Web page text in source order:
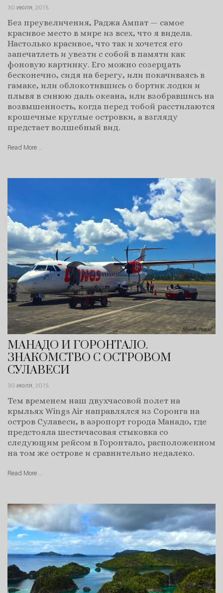
30 июля, 2015.
Без преувеличения, Раджа Ампат — самое
красивое место в мире из всех, что я видела.
Настолько красивое, что так и хочется его
запечатлеть и увезти с собой в памяти как
фоновую картинку. Его можно созерцать
бесконечно, сидя на берегу, или покачиваясь в
гамаке, или облокотившись о бортик лодки и
плывя в синюю даль океана, или взобравшись на
возвышенность, когда перед тобой расстилаются
крошечные круглые островки, а взгляду
предстает волшебный вид.
Read More …
МАНАДО И ГОРОНТАЛО.
ЗНАКОМСТВО С ОСТРОВОМ
СУЛАВЕСИ
30 июля, 2015.
Тем временем наш двухчасовой полет на
крыльях Wings Air направлялся из Соронга на
остров Сулавеси, в аэропорт города Манадо, где
предстояла шестичасовая стыковка со
следующим рейсом в Горонтало, расположенном
на том же острове и сравнительно недалеко.
Read More …